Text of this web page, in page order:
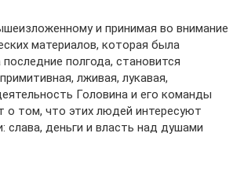
и принимая во внимание
материалов, которая была
полгода, становится
лживая, лукавая,
Головина и его команды
о том, что этих людей интересуют
слава, деньги и власть над душами